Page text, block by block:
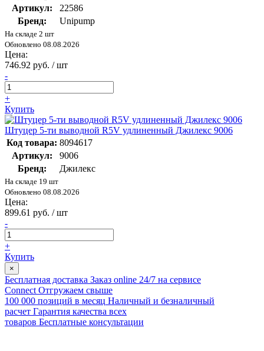
Артикул:
22586
Бренд:
Unipump
На складе 2 шт
Обновлено 08.08.2026
Цена:
746.92 руб. / шт
-
+
Купить
Штуцер 5-ти выводной R5V удлиненный Джилекс 9006
Код товара: 8094617
Артикул:
9006
Бренд:
Джилекс
На складе 19 шт
Обновлено 08.08.2026
Цена:
899.61 руб. / шт
-
+
Купить
×
Бесплатная доставка Заказ online 24/7 на сервисе
Connect Отгружаем свыше
100 000 позиций в месяц Наличный и безналичный
расчет Гарантия качества всех
товаров Бесплатные консультации